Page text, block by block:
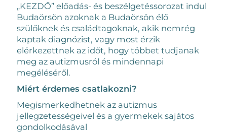
„KEZDŐ” előadás- és beszélgetéssorozat indul
Budaörsön azoknak a Budaörsön élő
szülőknek és családtagoknak, akik nemrég
kaptak diagnózist, vagy most érzik
elérkezettnek az időt, hogy többet tudjanak
meg az autizmusról és mindennapi
megéléséről.
Miért érdemes csatlakozni?
Megismerkedhetnek az autizmus
jellegzetességeivel és a gyermekek sajátos
gondolkodásával